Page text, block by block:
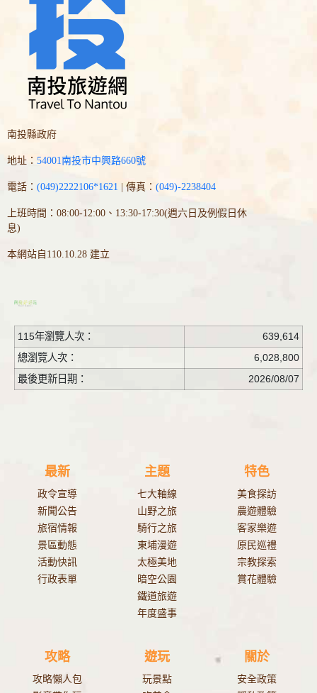
南投縣政府
地址： 54001南投市中興路660號
電話： (049)2222106*1621 | 傳真： (049)-2238404
上班時間：08:00-12:00、13:30-17:30(週六日及例假日休
息)
本網站自110.10.28 建立
115年瀏覽人次：
639,614
總瀏覽人次：
6,028,800
最後更新日期：
2026/08/07
最新
政令宣導
新聞公告
旅宿情報
景區動態
活動快訊
行政表單
主題
七大軸線
山野之旅
騎行之旅
東埔漫遊
太極美地
暗空公園
鐵道旅遊
年度盛事
特色
美食探訪
農遊體驗
客家樂遊
原民巡禮
宗教探索
賞花體驗
攻略
攻略懶人包
遊玩
玩景點
關於
安全政策